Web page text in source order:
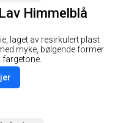
Himmelblå
laget av resirkulert plast
myke, bølgende former